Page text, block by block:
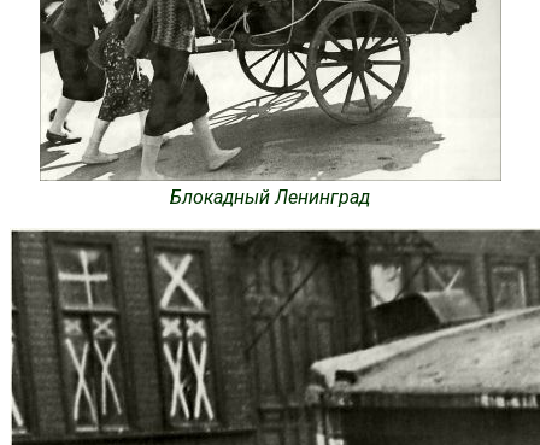
Блокадный Ленинград